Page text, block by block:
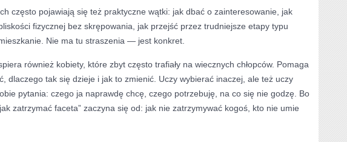
często pojawiają się też praktyczne wątki: jak dbać o zainteresowanie, jak
fizycznej bez skrępowania, jak przejść przez trudniejsze etapy typu
Nie ma tu straszenia — jest konkret.
również kobiety, które zbyt często trafiały na wiecznych chłopców. Pomaga
dlaczego tak się dzieje i jak to zmienić. Uczy wybierać inaczej, ale też uczy
pytania: czego ja naprawdę chcę, czego potrzebuję, na co się nie godzę. Bo
zatrzymać faceta” zaczyna się od: jak nie zatrzymywać kogoś, kto nie umie